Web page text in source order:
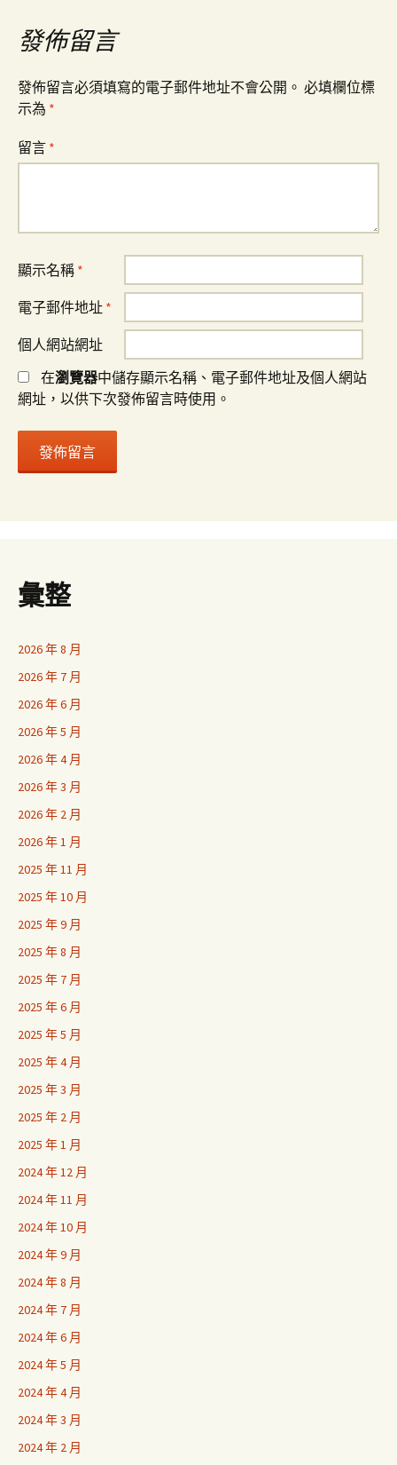
覽發佈留言
發佈留言必須填寫的電子郵件地址不會公開。 必填欄位標
示為 *
留言 *
顯示名稱 *
電子郵件地址 *
個人網站網址
在瀏覽器中儲存顯示名稱、電子郵件地址及個人網站
網址，以供下次發佈留言時使用。
彙整
2026 年 8 月
2026 年 7 月
2026 年 6 月
2026 年 5 月
2026 年 4 月
2026 年 3 月
2026 年 2 月
2026 年 1 月
2025 年 11 月
2025 年 10 月
2025 年 9 月
2025 年 8 月
2025 年 7 月
2025 年 6 月
2025 年 5 月
2025 年 4 月
2025 年 3 月
2025 年 2 月
2025 年 1 月
2024 年 12 月
2024 年 11 月
2024 年 10 月
2024 年 9 月
2024 年 8 月
2024 年 7 月
2024 年 6 月
2024 年 5 月
2024 年 4 月
2024 年 3 月
2024 年 2 月